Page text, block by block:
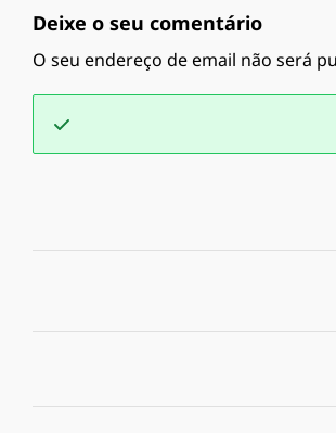
Deixe o seu comentário
O seu endereço de email não será